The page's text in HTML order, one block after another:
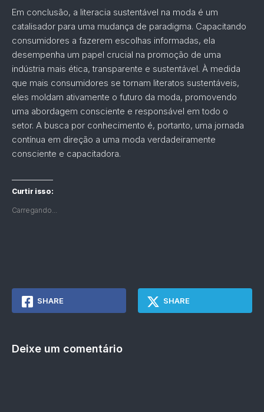
Em conclusão, a literacia sustentável na moda é um
catalisador para uma mudança de paradigma. Capacitando
consumidores a fazerem escolhas informadas, ela
desempenha um papel crucial na promoção de uma
indústria mais ética, transparente e sustentável. À medida
que mais consumidores se tornam literatos sustentáveis,
eles moldam ativamente o futuro da moda, promovendo
uma abordagem consciente e responsável em todo o
setor. A busca por conhecimento é, portanto, uma jornada
contínua em direção a uma moda verdadeiramente
consciente e capacitadora.
Curtir isso:
Carregando...
SHARE SHARE
Deixe um comentário